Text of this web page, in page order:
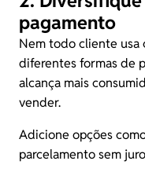
pagamento
Nem todo cliente usa
diferentes formas de
alcança mais
vender.
Adicione opções
parcelamento sem